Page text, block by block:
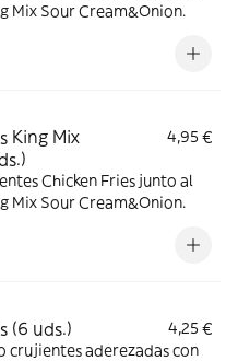
Mix Sour Cream&Onion.
King Mix
4,95 €
Chicken Fries junto al
Mix Sour Cream&Onion.
(6 uds.)
4,25 €
crujientes aderezadas con